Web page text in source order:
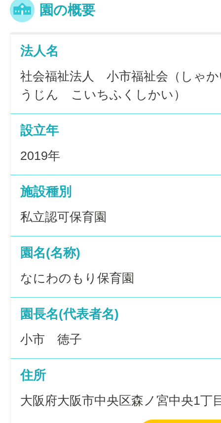
園の概要
法人名
社会福祉法人 小市福祉会（しゃ
うじん こいちふくしかい）
設立年
2019年
施設種別
私立認可保育園
園名(名称)
なにわのもり保育園
園長名(代表者名)
小市 徳子
住所
大阪府大阪市中央区森ノ宮中央1丁